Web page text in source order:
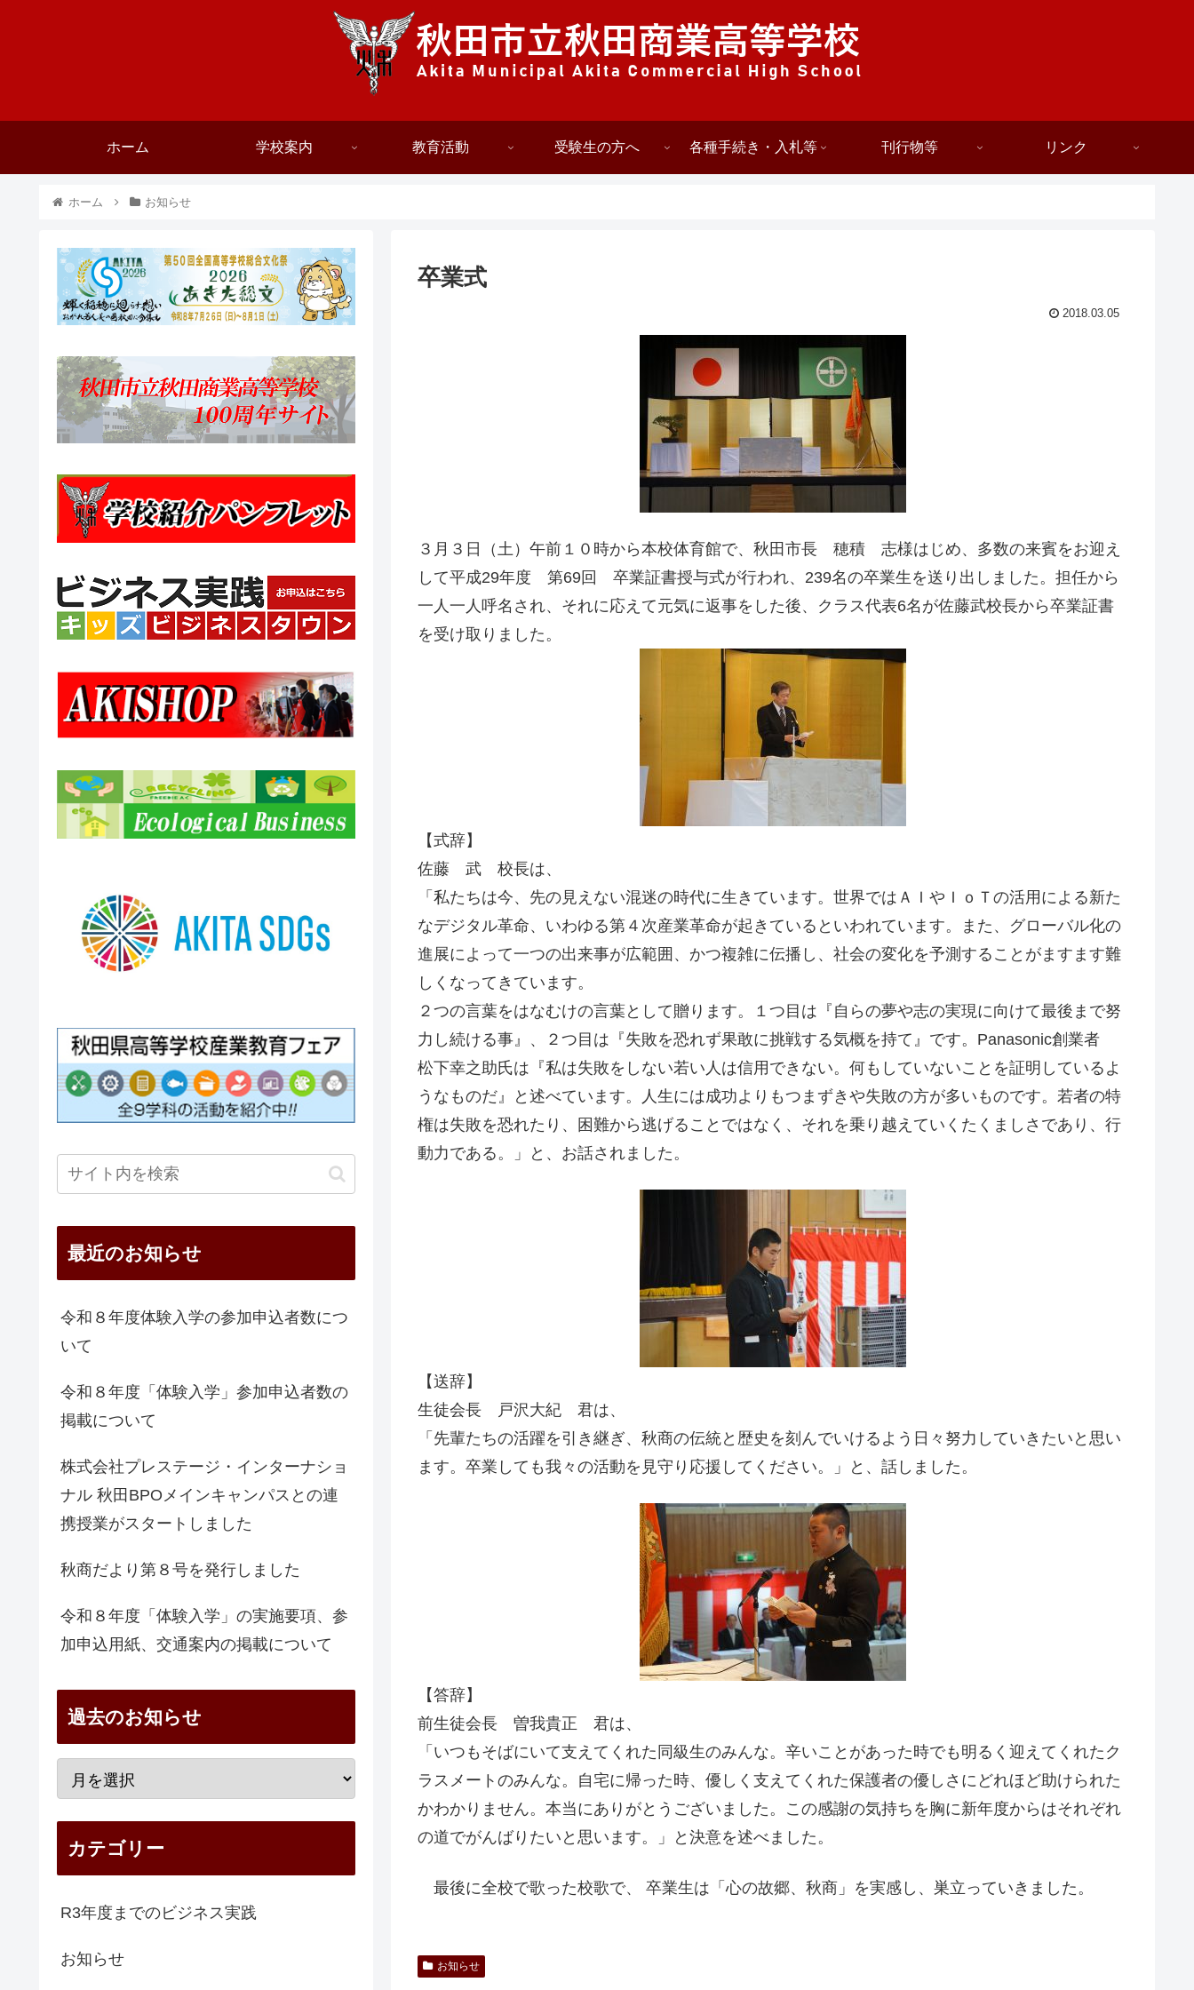
ホーム 学校案内 教育活動 受験生の方へ 各種手続き・入札等 刊行物等 リンク
ホーム お知らせ
卒業式
2018.03.05
３月３日（土）午前１０時から本校体育館で、秋田市長 穂積 志様はじめ、多数の来賓をお迎え
して平成29年度 第69回 卒業証書授与式が行われ、239名の卒業生を送り出しました。担任から
一人一人呼名され、それに応えて元気に返事をした後、クラス代表6名が佐藤武校長から卒業証書
を受け取りました。
【式辞】
佐藤 武 校長は、
「私たちは今、先の見えない混迷の時代に生きています。世界ではＡＩやＩｏＴの活用による新た
なデジタル革命、いわゆる第４次産業革命が起きているといわれています。また、グローバル化の
進展によって一つの出来事が広範囲、かつ複雑に伝播し、社会の変化を予測することがますます難
しくなってきています。
２つの言葉をはなむけの言葉として贈ります。１つ目は『自らの夢や志の実現に向けて最後まで努
力し続ける事』、２つ目は『失敗を恐れず果敢に挑戦する気概を持て』です。Panasonic創業者
松下幸之助氏は『私は失敗をしない若い人は信用できない。何もしていないことを証明しているよ
うなものだ』と述べています。人生には成功よりもつまずきや失敗の方が多いものです。若者の特
権は失敗を恐れたり、困難から逃げることではなく、それを乗り越えていくたくましさであり、行
動力である。」と、お話されました。
【送辞】
生徒会長 戸沢大紀 君は、
「先輩たちの活躍を引き継ぎ、秋商の伝統と歴史を刻んでいけるよう日々努力していきたいと思い
ます。卒業しても我々の活動を見守り応援してください。」と、話しました。
【答辞】
前生徒会長 曽我貴正 君は、
「いつもそばにいて支えてくれた同級生のみんな。辛いことがあった時でも明るく迎えてくれたク
ラスメートのみんな。自宅に帰った時、優しく支えてくれた保護者の優しさにどれほど助けられた
かわかりません。本当にありがとうございました。この感謝の気持ちを胸に新年度からはそれぞれ
の道でがんばりたいと思います。」と決意を述べました。
最後に全校で歌った校歌で、 卒業生は「心の故郷、秋商」を実感し、巣立っていきました。
お知らせ
最近のお知らせ
令和８年度体験入学の参加申込者数につ
いて
令和８年度「体験入学」参加申込者数の
掲載について
株式会社プレステージ・インターナショ
ナル 秋田BPOメインキャンパスとの連
携授業がスタートしました
秋商だより第８号を発行しました
令和８年度「体験入学」の実施要項、参
加申込用紙、交通案内の掲載について
過去のお知らせ
カテゴリー
R3年度までのビジネス実践
お知らせ